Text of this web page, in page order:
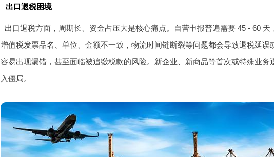
出口退税困境
出口退税方面，周期长、资金占压大是核心痛点。自营申报普遍需要 45 - 60
增值税发票品名、单位、金额不一致，物流时间链断裂等问题都会导致退税延误
容易出现漏错，甚至面临被追缴税款的风险。新企业、新商品等首次或特殊业
入僵局。